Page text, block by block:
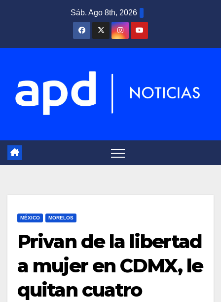
Sáb. Ago 8th, 2026
MÉXICO MORELOS
Privan de la libertad
a mujer en CDMX, le
quitan cuatro